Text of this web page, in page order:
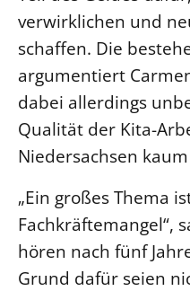
verwirklichen und
schaffen. Die
argumentiert
dabei allerdings
Qualität der Kita-
Niedersachsen
„Ein großes Thema
Fachkräftemangel“,
hören nach fünf
Grund dafür seien
Kirchliches Amtsblatt
Kirchliche Verwaltung
Klimaschutzgesetz
Kunstreferat
NKVK
Öffentlichkeitsarbeit
Projektmanagement